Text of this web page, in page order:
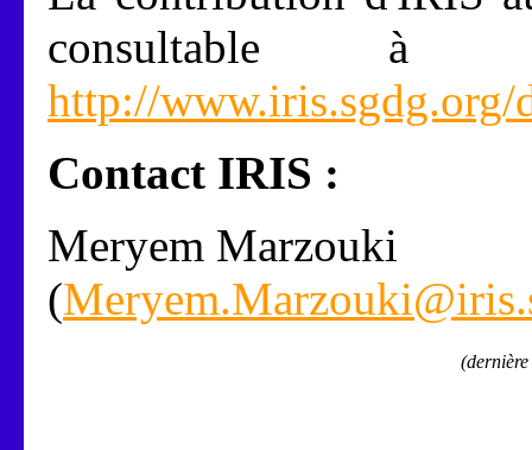
consultable à
http://www.iris.sgdg.org/
Contact IRIS :
Meryem Marzouki
(